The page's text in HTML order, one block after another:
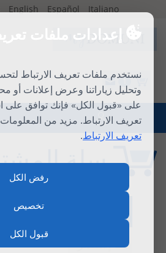
إعدادات ملفات
نستخدم ملفات تعريف الارتباط
وتحليل زياراتنا وعرض إعلانات أو
على «قبول الكل» فإنك توافق على
تعريف الارتباط. مزيد من
تعريف الارتباط.
رفض الكل
تخصيص
قبول الكل
English Español Italiano
1
تسجيل الدخول
سلة